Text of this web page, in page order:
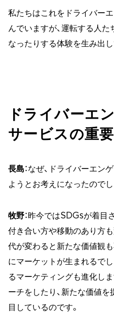
私たちはこれをドライバー
んでいますが、運転する人た
なったりする体験を生み出
ドライバーエ
サービスの重
長島：なぜ、ドライバーエン
ようとお考えになったのでし
牧野：昨今ではSDGsが着目
付き合い方や移動のあり方
代が変わると新たな価値観
にマーケットが生まれるで
るマーケティングも進化し
ーチをしたり、新たな価値を
目しているのです。